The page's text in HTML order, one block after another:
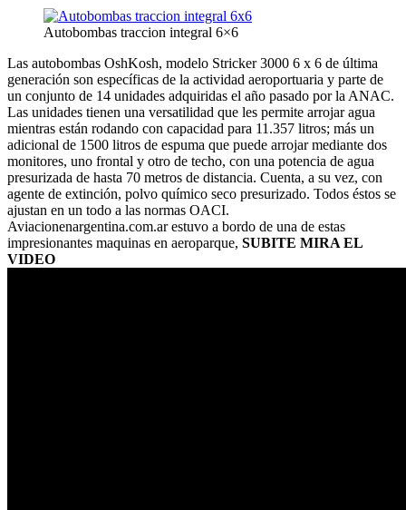
Autobombas traccion integral 6×6
Las autobombas OshKosh, modelo Stricker 3000 6 x 6 de última
generación son específicas de la actividad aeroportuaria y parte de
un conjunto de 14 unidades adquiridas el año pasado por la ANAC.
Las unidades tienen una versatilidad que les permite arrojar agua
mientras están rodando con capacidad para 11.357 litros; más un
adicional de 1500 litros de espuma que puede arrojar mediante dos
monitores, uno frontal y otro de techo, con una potencia de agua
presurizada de hasta 70 metros de distancia. Cuenta, a su vez, con
agente de extinción, polvo químico seco presurizado. Todos éstos se
ajustan en un todo a las normas OACI.
Aviacionenargentina.com.ar estuvo a bordo de una de estas
impresionantes maquinas en aeroparque, SUBITE MIRA EL
VIDEO